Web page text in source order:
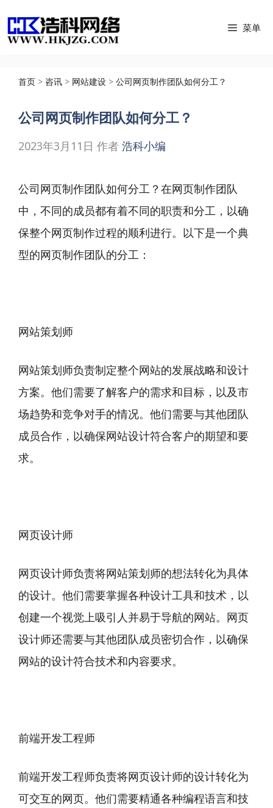
至
菜单
首页 > 咨讯 > 网站建设 > 公司网页制作团队如何分工？
公司网页制作团队如何分工？
2023年3月11日 作者 浩科小编
公司网页制作团队如何分工？在网页制作团队
中，不同的成员都有着不同的职责和分工，以确
保整个网页制作过程的顺利进行。以下是一个典
型的网页制作团队的分工：
网站策划师
网站策划师负责制定整个网站的发展战略和设计
方案。他们需要了解客户的需求和目标，以及市
场趋势和竞争对手的情况。他们需要与其他团队
成员合作，以确保网站设计符合客户的期望和要
求。
网页设计师
网页设计师负责将网站策划师的想法转化为具体
的设计。他们需要掌握各种设计工具和技术，以
创建一个视觉上吸引人并易于导航的网站。网页
设计师还需要与其他团队成员密切合作，以确保
网站的设计符合技术和内容要求。
前端开发工程师
前端开发工程师负责将网页设计师的设计转化为
可交互的网页。他们需要精通各种编程语言和技